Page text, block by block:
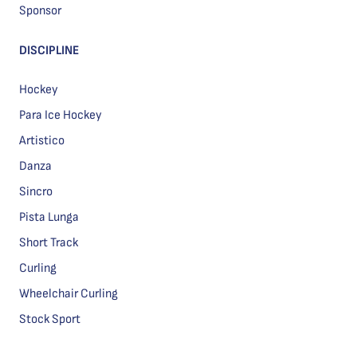
Sponsor
DISCIPLINE
Hockey
Para Ice Hockey
Artistico
Danza
Sincro
Pista Lunga
Short Track
Curling
Wheelchair Curling
Stock Sport